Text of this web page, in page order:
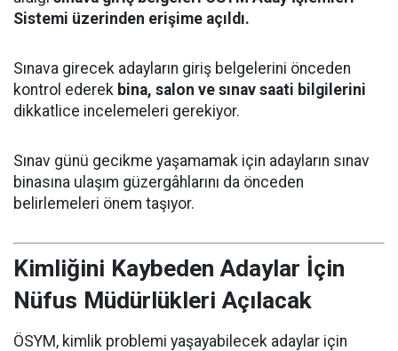
Sistemi üzerinden erişime açıldı.
Sınava girecek adayların giriş belgelerini önceden
kontrol ederek bina, salon ve sınav saati bilgilerini
dikkatlice incelemeleri gerekiyor.
Sınav günü gecikme yaşamamak için adayların sınav
binasına ulaşım güzergâhlarını da önceden
belirlemeleri önem taşıyor.
Kimliğini Kaybeden Adaylar İçin
Nüfus Müdürlükleri Açılacak
ÖSYM, kimlik problemi yaşayabilecek adaylar için